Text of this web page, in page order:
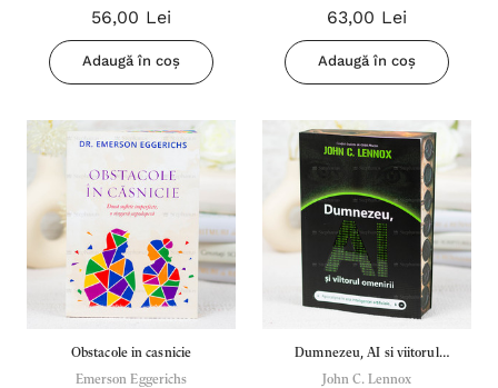
56,00 Lei
Adaugă în coș
63,00 Lei
Adaugă în coș
Obstacole in casnicie
Emerson Eggerichs
Dumnezeu, AI si viitorul
omenirii - John C. Lennox
John C. Lennox